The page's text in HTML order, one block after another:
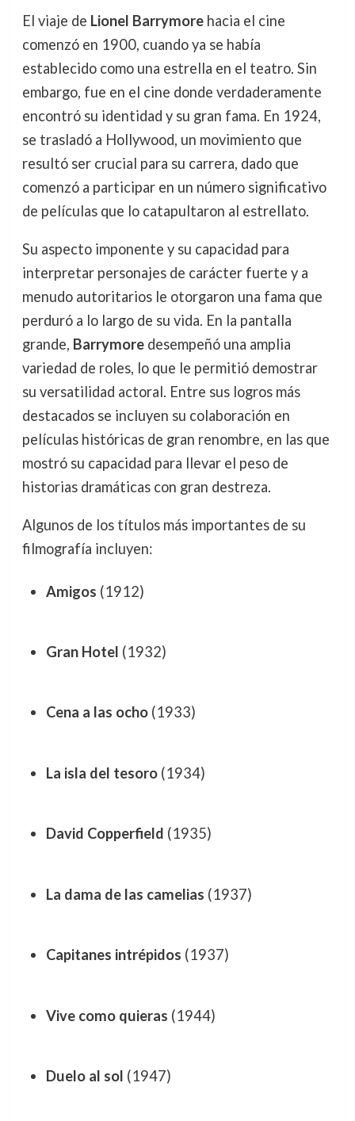
El viaje de Lionel Barrymorehacia el cine
comenzó en 1900, cuando ya se había
establecido como una estrella en el teatro. Sin
embargo, fue en el cine donde verdaderamente
encontró su identidad y su gran fama. En 1924,
se trasladó a Hollywood, un movimiento que
resultó ser crucial para su carrera, dado que
comenzó a participar en un número significativo
de películas que lo catapultaron al estrellato.
Su aspecto imponente y su capacidad para
interpretar personajes de carácter fuerte y a
menudo autoritarios le otorgaron una fama que
perduró a lo largo de su vida. En la pantalla
grande, Barrymoredesempeñó una amplia
variedad de roles, lo que le permitió demostrar
su versatilidad actoral. Entre sus logros más
destacados se incluyen su colaboración en
películas históricas de gran renombre, en las que
mostró su capacidad para llevar el peso de
historias dramáticas con gran destreza.
Algunos de los títulos más importantes de su
filmografía incluyen:
Amigos (1912)
Gran Hotel (1932)
Cena a las ocho(1933)
La isla del tesoro(1934)
David Copperfield (1935)
La dama de las camelias (1937)
Capitanes intrépidos (1937)
Vive como quieras (1944)
Duelo al sol (1947)